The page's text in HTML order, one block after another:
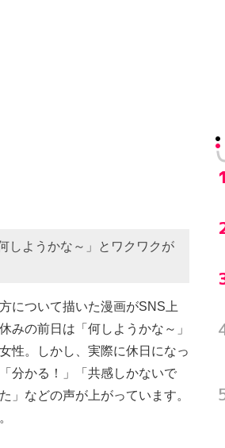
しようかな～」とワクワクが
について描いた漫画がSNS上
みの前日は「何しようかな～」
性。しかし、実際に休日になっ
分かる！」「共感しかないで
」などの声が上がっています。